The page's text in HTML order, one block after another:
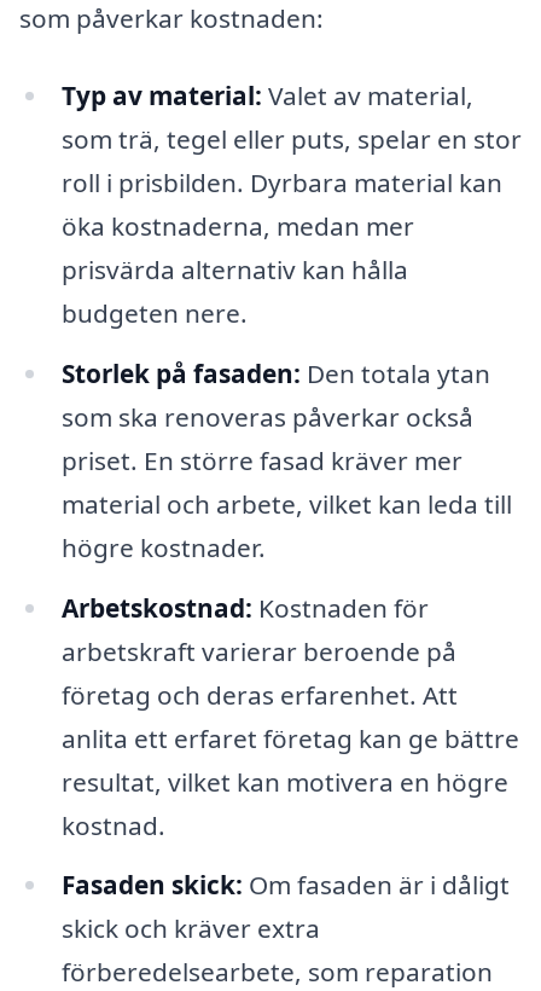
som påverkar kostnaden:
Typ av material: Valet av material,
som trä, tegel eller puts, spelar en stor
roll i prisbilden. Dyrbara material kan
öka kostnaderna, medan mer
prisvärda alternativ kan hålla
budgeten nere.
Storlek på fasaden: Den totala ytan
som ska renoveras påverkar också
priset. En större fasad kräver mer
material och arbete, vilket kan leda till
högre kostnader.
Arbetskostnad: Kostnaden för
arbetskraft varierar beroende på
företag och deras erfarenhet. Att
anlita ett erfaret företag kan ge bättre
resultat, vilket kan motivera en högre
kostnad.
Fasaden skick: Om fasaden är i dåligt
skick och kräver extra
förberedelsearbete, som reparation